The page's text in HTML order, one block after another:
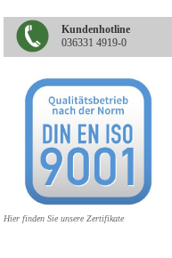
Kundenhotline
036331 4919-0
Hier finden Sie unsere Zertifikate